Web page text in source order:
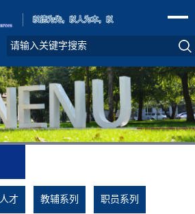
才 教辅系列 职员系列